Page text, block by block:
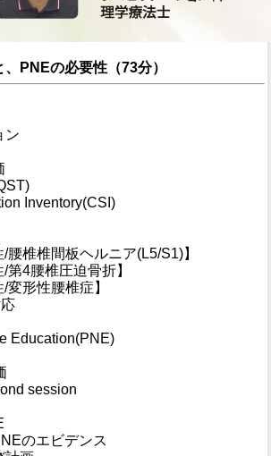
PNEの必要性（73分）
ン
Inventory(CSI)
椎椎間板ヘルニア(L5/S1)】
4腰椎圧迫骨折】
形性腰椎症】
Education(PNE)
session
のエビデンス